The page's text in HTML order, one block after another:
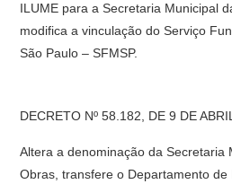
ILUME para a Secretaria Municipal
modifica a vinculação do Serviço
São Paulo – SFMSP.
DECRETO Nº 58.182, DE 9 DE
Altera a denominação da Secretaria
Obras, transfere o Departamento de